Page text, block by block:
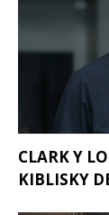
CLARK Y
KIBLISKY